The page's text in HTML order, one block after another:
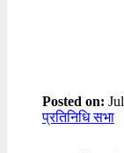
Posted on:
प्रतिनिधि सभा